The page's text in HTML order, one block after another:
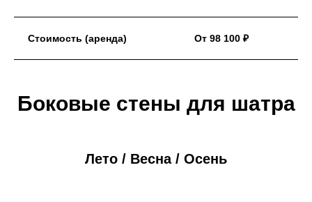
Стоимость (аренда) От 98 100 ₽
Боковые стены для шатра
Лето / Весна / Осень